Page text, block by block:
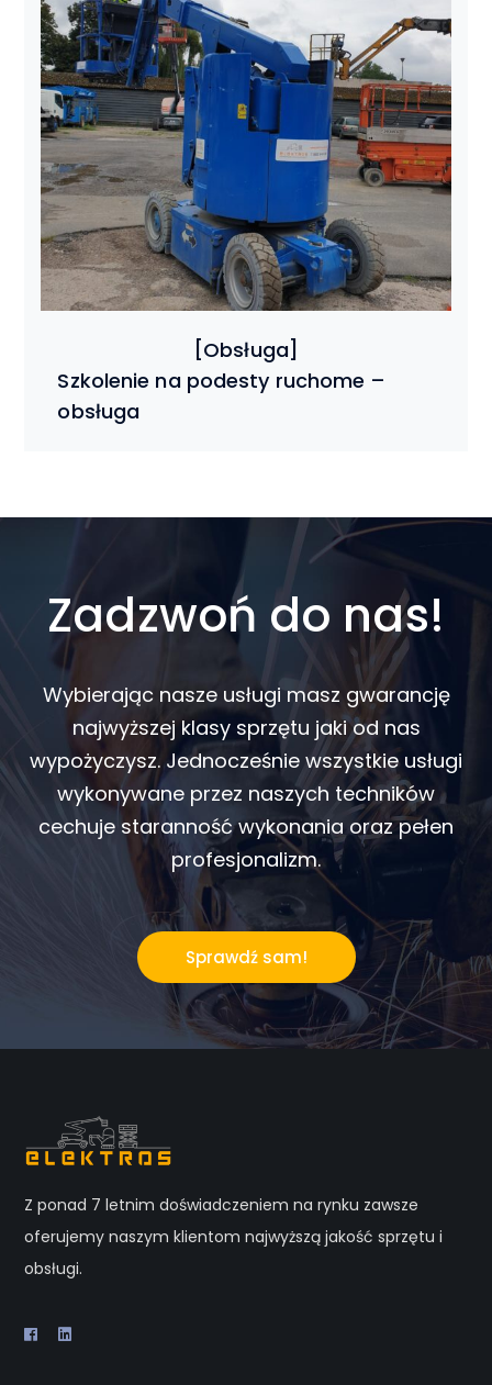
Szkolenie na podesty ruchome –
obsługa
Zadzwoń do nas!
Wybierając nasze usługi masz gwarancję
najwyższej klasy sprzętu jaki od nas
wypożyczysz. Jednocześnie wszystkie usługi
wykonywane przez naszych techników
cechuje staranność wykonania oraz pełen
profesjonalizm.
Sprawdź sam!
Z ponad 7 letnim doświadczeniem na rynku zawsze
oferujemy naszym klientom najwyższą jakość sprzętu i
obsługi.